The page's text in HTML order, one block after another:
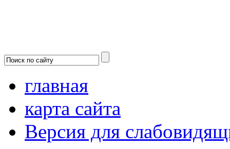
главная
карта сайта
Версия для